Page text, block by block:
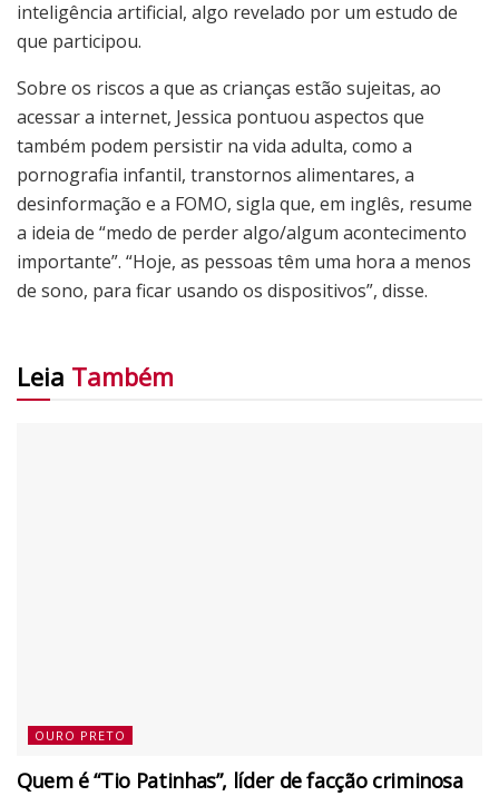
inteligência artificial, algo revelado por um estudo de
que participou.
Sobre os riscos a que as crianças estão sujeitas, ao
acessar a internet, Jessica pontuou aspectos que
também podem persistir na vida adulta, como a
pornografia infantil, transtornos alimentares, a
desinformação e a FOMO, sigla que, em inglês, resume
a ideia de “medo de perder algo/algum acontecimento
importante”. “Hoje, as pessoas têm uma hora a menos
de sono, para ficar usando os dispositivos”, disse.
Leia Também
OURO PRETO
Quem é “Tio Patinhas”, líder de facção criminosa